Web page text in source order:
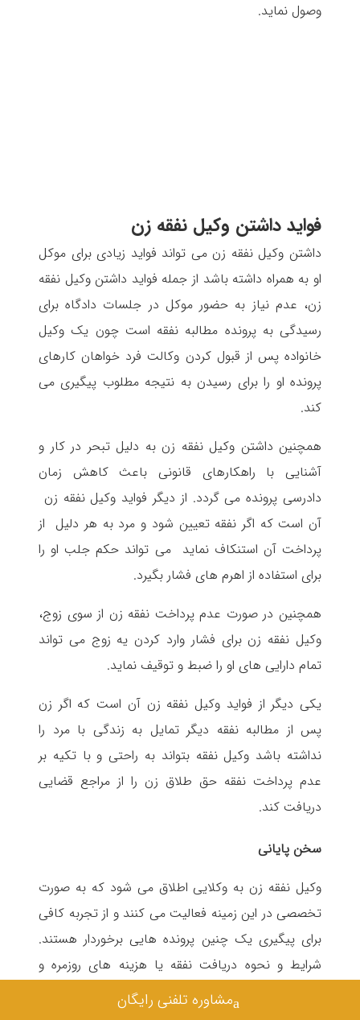
وصول نماید.
فواید داشتن وکیل نفقه زن
داشتن وکیل نفقه زن می تواند فواید زیادی برای موکل
او به همراه داشته باشد از جمله فواید داشتن وکیل نفقه
زن، عدم نیاز به حضور موکل در جلسات دادگاه برای
رسیدگی به پرونده مطالبه نفقه است چون یک وکیل
خانواده پس از قبول کردن وکالت فرد خواهان کارهای
پرونده او را برای رسیدن به نتیجه مطلوب پیگیری می
کند.
همچنین داشتن وکیل نفقه زن به دلیل تبحر در کار و
آشنایی با راهکارهای قانونی باعث کاهش زمان
دادرسی پرونده می گردد. از دیگر فواید وکیل نفقه زن
آن است که اگر نفقه تعیین شود و مرد به هر دلیل از
پرداخت آن استنکاف نماید می تواند حکم جلب او را
برای استفاده از اهرم های فشار بگیرد.
همچنین در صورت عدم پرداخت نفقه زن از سوی زوج،
وکیل نفقه زن برای فشار وارد کردن یه زوج می تواند
تمام دارایی های او را ضبط و توقیف نماید.
یکی دیگر از فواید وکیل نفقه زن آن است که اگر زن
پس از مطالبه نفقه دیگر تمایل به زندگی با مرد را
نداشته باشد وکیل نفقه بتواند به راحتی و با تکیه بر
عدم پرداخت نفقه حق طلاق زن را از مراجع قضایی
دریافت کند.
سخن پایانی
وکیل نفقه زن به وکلایی اطلاق می شود که به صورت
تخصصی در این زمینه فعالیت می کنند و از تجربه کافی
برای پیگیری یک چنین پرونده هایی برخوردار هستند.
شرایط و نحوه دریافت نفقه یا هزینه های روزمره و
متعارف زن پس از جاری شدن عقد نکاح به صراحت در
مشاوره تلفنی رایگان